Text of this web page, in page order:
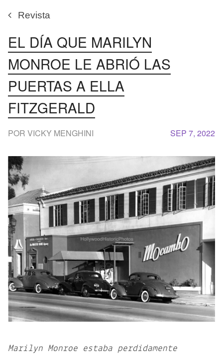
Revista
EL DÍA QUE MARILYN
MONROE LE ABRIÓ LAS
PUERTAS A ELLA
FITZGERALD
SEP 7, 2022
POR VICKY MENGHINI
Marilyn Monroe estaba perdidamente